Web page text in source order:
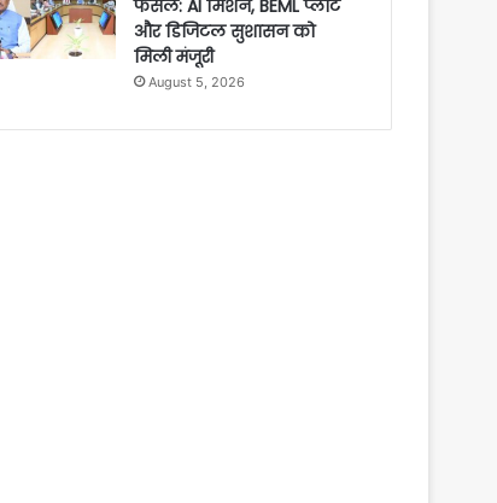
फैसले: AI मिशन, BEML प्लांट
और डिजिटल सुशासन को
मिली मंजूरी
August 5, 2026